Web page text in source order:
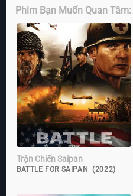
Phim Bạn Muốn Quan Tâm:
Trận Chiến Saipan
BATTLE FOR SAIPAN (2022)